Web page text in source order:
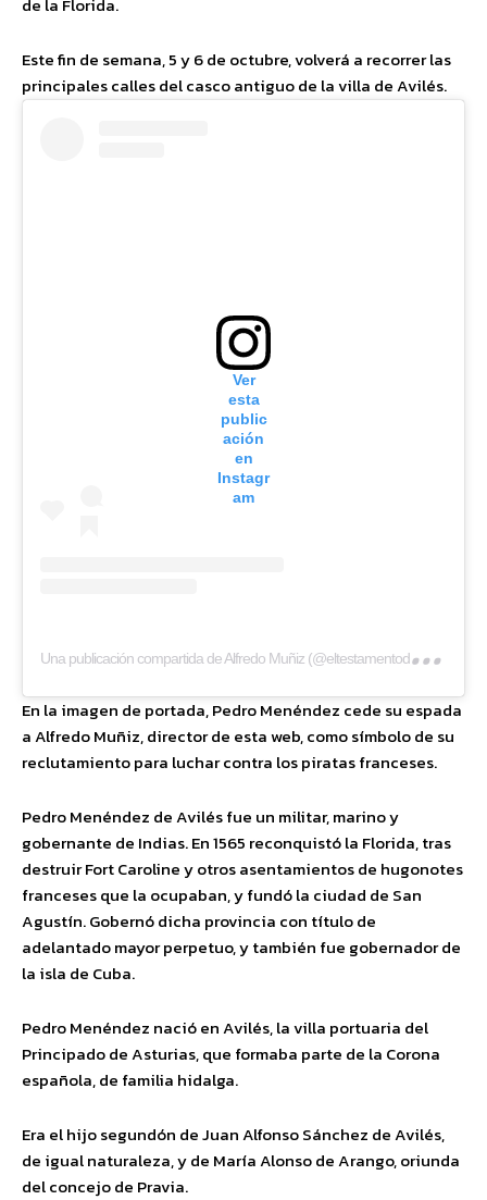
Este fin de semana, 5 y 6 de octubre, volverá a recorrer las
principales calles del casco antiguo de la villa de Avilés.
Ver
esta
public
ación
en
Instagr
am
Una
publicación compartida de Alfredo Muñiz (@eltestamentodelgallo)
En la imagen de portada, Pedro Menéndez cede su espada
a Alfredo Muñiz, director de esta web, como símbolo de su
reclutamiento para luchar contra los piratas franceses.
Pedro Menéndez de Avilés fue un militar, marino y
gobernante de Indias. En 1565 reconquistó la Florida, tras
destruir Fort Caroline y otros asentamientos de hugonotes
franceses que la ocupaban, y fundó la ciudad de San
Agustín. Gobernó dicha provincia con título de
adelantado mayor perpetuo, y también fue gobernador de
la isla de Cuba.
Pedro Menéndez nació en Avilés, la villa portuaria del
Principado de Asturias, que formaba parte de la Corona
española, de familia hidalga.
Era el hijo segundón de Juan Alfonso Sánchez de Avilés,
de igual naturaleza, y de María Alonso de Arango, oriunda
del concejo de Pravia.